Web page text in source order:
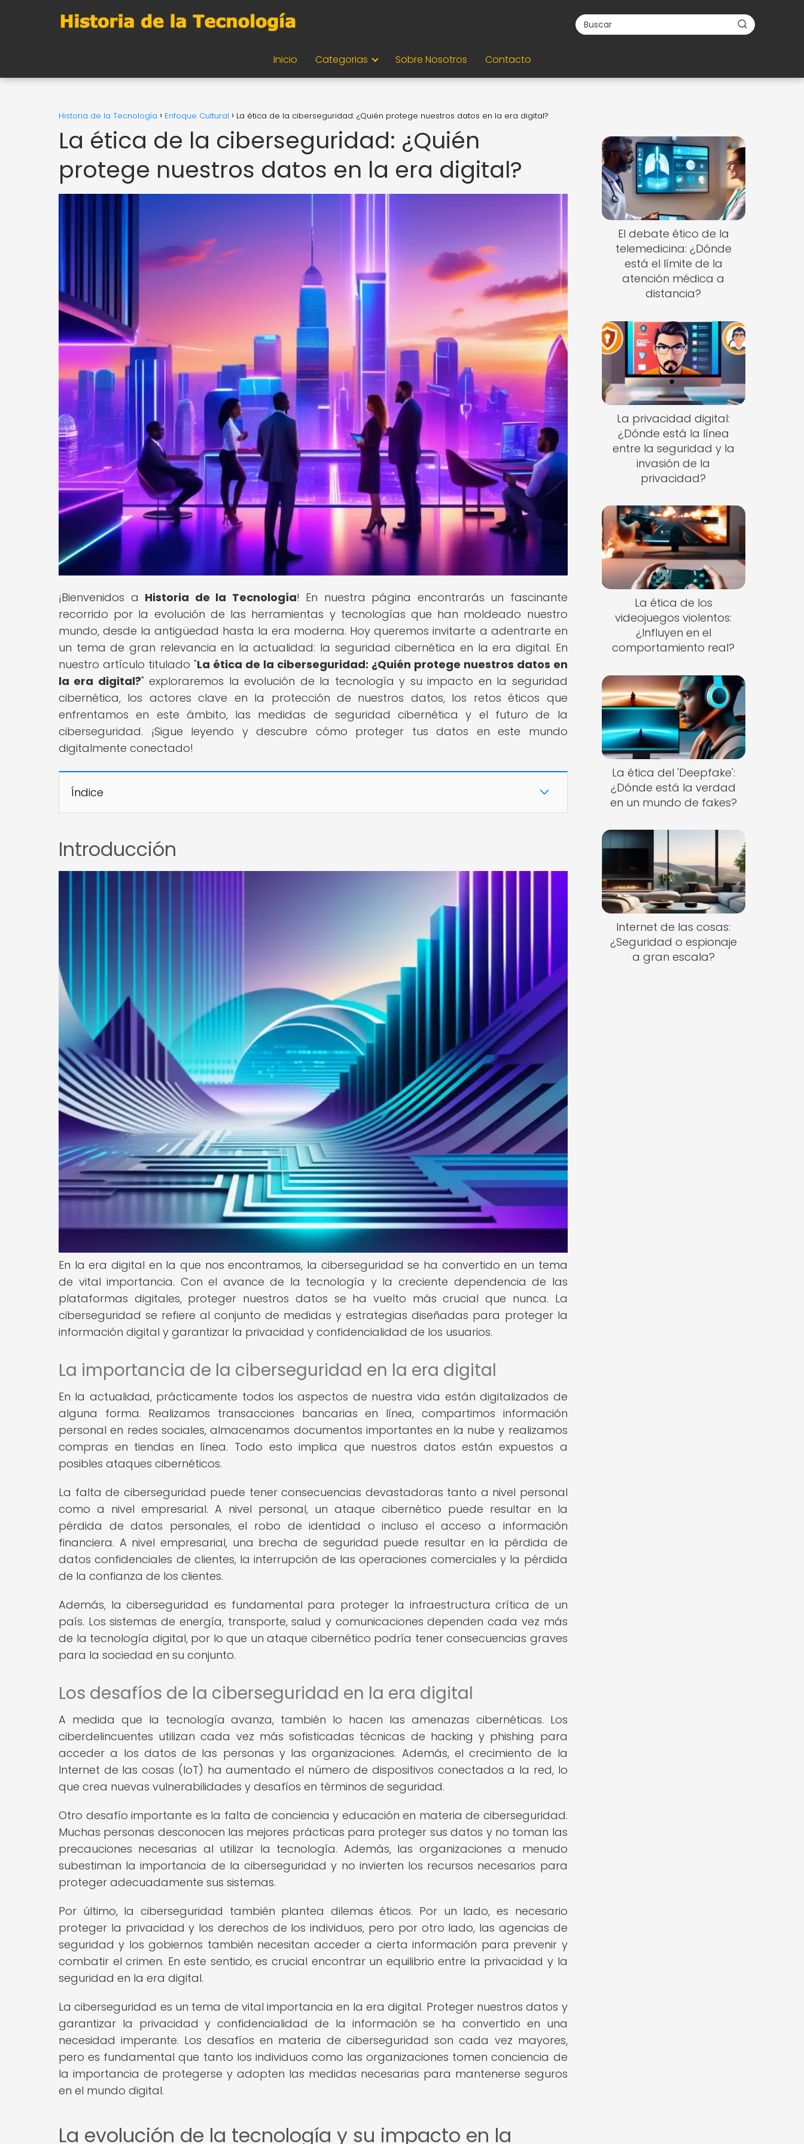
Inicio Categorias Sobre Nosotros Contacto
Historia de la Tecnología Enfoque Cultural La ética de la ciberseguridad: ¿Quién protege nuestros datos en la era digital?
La ética de la ciberseguridad: ¿Quién
protege nuestros datos en la era digital?
¡Bienvenidos a Historia de la Tecnología! En nuestra página encontrarás un fascinante
recorrido por la evolución de las herramientas y tecnologías que han moldeado nuestro
mundo, desde la antigüedad hasta la era moderna. Hoy queremos invitarte a adentrarte en
un tema de gran relevancia en la actualidad: la seguridad cibernética en la era digital. En
nuestro artículo titulado "La ética de la ciberseguridad: ¿Quién protege nuestros datos en
la era digital?" exploraremos la evolución de la tecnología y su impacto en la seguridad
cibernética, los actores clave en la protección de nuestros datos, los retos éticos que
enfrentamos en este ámbito, las medidas de seguridad cibernética y el futuro de la
ciberseguridad. ¡Sigue leyendo y descubre cómo proteger tus datos en este mundo
digitalmente conectado!
Índice
Introducción
En la era digital en la que nos encontramos, la ciberseguridad se ha convertido en un tema
de vital importancia. Con el avance de la tecnología y la creciente dependencia de las
plataformas digitales, proteger nuestros datos se ha vuelto más crucial que nunca. La
ciberseguridad se refiere al conjunto de medidas y estrategias diseñadas para proteger la
información digital y garantizar la privacidad y confidencialidad de los usuarios.
La importancia de la ciberseguridad en la era digital
En la actualidad, prácticamente todos los aspectos de nuestra vida están digitalizados de
alguna forma. Realizamos transacciones bancarias en línea, compartimos información
personal en redes sociales, almacenamos documentos importantes en la nube y realizamos
compras en tiendas en línea. Todo esto implica que nuestros datos están expuestos a
posibles ataques cibernéticos.
La falta de ciberseguridad puede tener consecuencias devastadoras tanto a nivel personal
como a nivel empresarial. A nivel personal, un ataque cibernético puede resultar en la
pérdida de datos personales, el robo de identidad o incluso el acceso a información
financiera. A nivel empresarial, una brecha de seguridad puede resultar en la pérdida de
datos confidenciales de clientes, la interrupción de las operaciones comerciales y la pérdida
de la confianza de los clientes.
Además, la ciberseguridad es fundamental para proteger la infraestructura crítica de un
país. Los sistemas de energía, transporte, salud y comunicaciones dependen cada vez más
de la tecnología digital, por lo que un ataque cibernético podría tener consecuencias graves
para la sociedad en su conjunto.
Los desafíos de la ciberseguridad en la era digital
A medida que la tecnología avanza, también lo hacen las amenazas cibernéticas. Los
ciberdelincuentes utilizan cada vez más sofisticadas técnicas de hacking y phishing para
acceder a los datos de las personas y las organizaciones. Además, el crecimiento de la
Internet de las cosas (IoT) ha aumentado el número de dispositivos conectados a la red, lo
que crea nuevas vulnerabilidades y desafíos en términos de seguridad.
Otro desafío importante es la falta de conciencia y educación en materia de ciberseguridad.
Muchas personas desconocen las mejores prácticas para proteger sus datos y no toman las
precauciones necesarias al utilizar la tecnología. Además, las organizaciones a menudo
subestiman la importancia de la ciberseguridad y no invierten los recursos necesarios para
proteger adecuadamente sus sistemas.
Por último, la ciberseguridad también plantea dilemas éticos. Por un lado, es necesario
proteger la privacidad y los derechos de los individuos, pero por otro lado, las agencias de
seguridad y los gobiernos también necesitan acceder a cierta información para prevenir y
combatir el crimen. En este sentido, es crucial encontrar un equilibrio entre la privacidad y la
seguridad en la era digital.
La ciberseguridad es un tema de vital importancia en la era digital. Proteger nuestros datos y
garantizar la privacidad y confidencialidad de la información se ha convertido en una
necesidad imperante. Los desafíos en materia de ciberseguridad son cada vez mayores,
pero es fundamental que tanto los individuos como las organizaciones tomen conciencia de
la importancia de protegerse y adopten las medidas necesarias para mantenerse seguros
en el mundo digital.
La evolución de la tecnología y su impacto en la
El debate ético de la
telemedicina: ¿Dónde
está el límite de la
atención médica a
distancia?
La privacidad digital:
¿Dónde está la línea
entre la seguridad y la
invasión de la
privacidad?
La ética de los
videojuegos violentos:
¿Influyen en el
comportamiento real?
La ética del 'Deepfake':
¿Dónde está la verdad
en un mundo de fakes?
Internet de las cosas:
¿Seguridad o espionaje
a gran escala?